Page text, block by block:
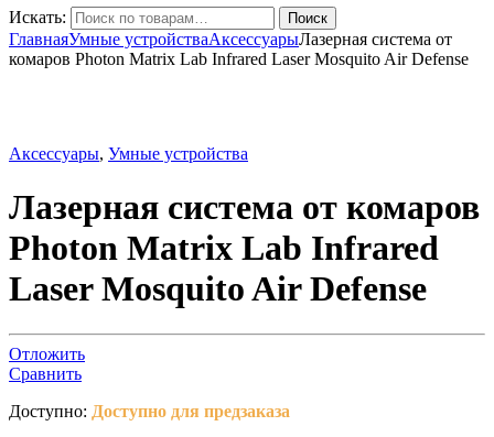
Искать: Поиск
ГлавнаяУмные устройстваАксессуарыЛазерная система от
комаров Photon Matrix Lab Infrared Laser Mosquito Air Defense
Аксессуары, Умные устройства
Лазерная система от комаров
Photon Matrix Lab Infrared
Laser Mosquito Air Defense
Отложить
Сравнить
Доступно: Доступно для предзаказа